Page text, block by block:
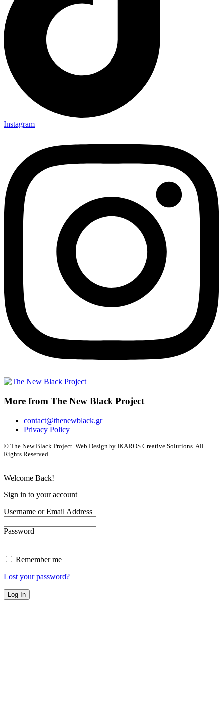
Instagram
More from The New Black Project
contact@thenewblack.gr
Privacy Policy
© The New Black Project. Web Design by IKAROS Creative Solutions. All
Rights Reserved.
Welcome Back!
Sign in to your account
Username or Email Address
Password
Remember me
Lost your password?